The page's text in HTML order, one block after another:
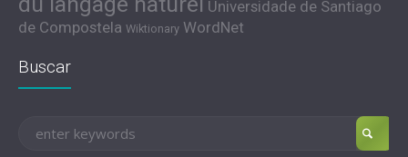
Universidade de Santiago
de Compostela Wiktionary WordNet
Buscar